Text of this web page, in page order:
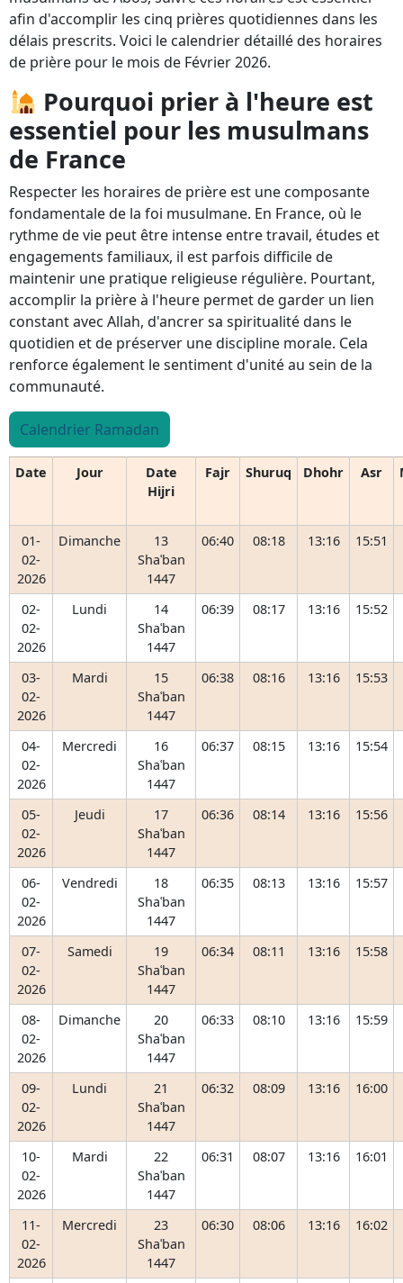
afin d'accomplir les cinq prières quotidiennes dans les
délais prescrits. Voici le calendrier détaillé des horaires
de prière pour le mois de Février 2026.
Pourquoi prier à l'heure est
essentiel pour les musulmans
de France
Respecter les horaires de prière est une composante
fondamentale de la foi musulmane. En France, où le
rythme de vie peut être intense entre travail, études et
engagements familiaux, il est parfois difficile de
maintenir une pratique religieuse régulière. Pourtant,
accomplir la prière à l'heure permet de garder un lien
constant avec Allah, d'ancrer sa spiritualité dans le
quotidien et de préserver une discipline morale. Cela
renforce également le sentiment d'unité au sein de la
communauté.
Calendrier Ramadan
Date Jour
Date
Hijri
Fajr Shuruq Dhohr Asr
01-
02-
2026
Dimanche
13
Shaʿban
1447
06:40 08:18 13:16 15:51
02-
02-
2026
Lundi
14
Shaʿban
1447
06:39 08:17 13:16 15:52
03-
02-
2026
Mardi
15
Shaʿban
1447
06:38 08:16 13:16 15:53
04-
02-
2026
Mercredi
16
Shaʿban
1447
06:37 08:15 13:16 15:54
05-
02-
2026
Jeudi
17
Shaʿban
1447
06:36 08:14 13:16 15:56
06-
02-
2026
Vendredi
18
Shaʿban
1447
06:35 08:13 13:16 15:57
07-
02-
2026
Samedi
19
Shaʿban
1447
06:34 08:11 13:16 15:58
08-
02-
2026
Dimanche
20
Shaʿban
1447
06:33 08:10 13:16 15:59
09-
02-
2026
Lundi
21
Shaʿban
1447
06:32 08:09 13:16 16:00
10-
02-
2026
Mardi
22
Shaʿban
1447
06:31 08:07 13:16 16:01
11-
02-
2026
Mercredi
23
Shaʿban
1447
06:30 08:06 13:16 16:02